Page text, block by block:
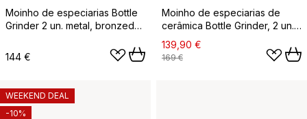
Moinho de especiarias Bottle
Grinder 2 un. metal, bronzed
144 €
Moinho de especiarias de
cerâmica Bottle Grinder, 2 un.,
Sand (tampa de nogueira)
139,90 €
169 €
WEEKEND DEAL
-10%